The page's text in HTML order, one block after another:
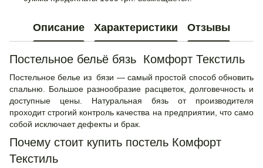
Описание Характеристики Отзывы
Постельное бельё бязь Комфорт Текстиль
Постельное белье из бязи — самый простой способ обновить
спальню. Большое разнообразие расцветок, долговечность и
доступные цены. Натуральная бязь от производителя
проходит строгий контроль качества на предприятии, что само
собой исключает дефекты и брак.
Почему стоит купить постель Комфорт
Текстиль